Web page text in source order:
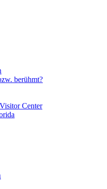
berühmt?
Center